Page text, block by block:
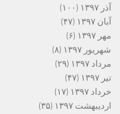
آذر ۱۳۹۷
(۱۰۰)
آبان ۱۳۹۷
(۴۷)
مهر ۱۳۹۷
(۶)
شهریور ۱۳۹۷
(۸)
مرداد ۱۳۹۷
(۲۹)
تیر ۱۳۹۷
(۴۷)
خرداد ۱۳۹۷
(۱۷)
اردیبهشت ۱۳۹۷
(۳۵)